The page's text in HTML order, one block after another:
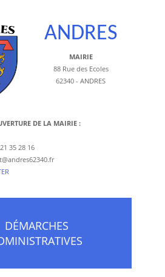
ANDRES
MAIRIE
88 Rue des Ecoles
62340 - ANDRES
DE LA MAIRIE :
35 28 16
DÉMARCHES